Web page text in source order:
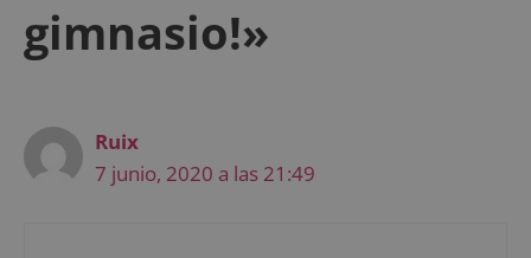
gimnasio!»
Ruix
7 junio, 2020 a las 21:49